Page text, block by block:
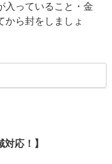
入っていること・金
から封をしましょ
応！】